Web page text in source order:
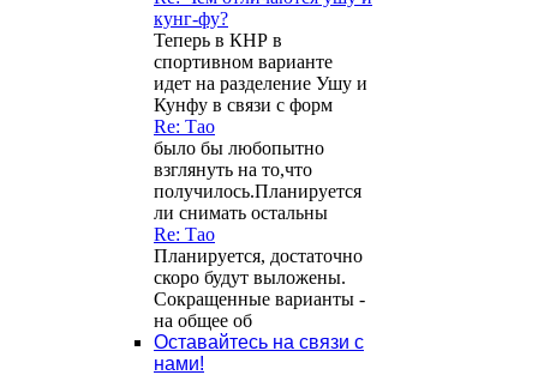
кунг-фу?
Теперь в КНР в
спортивном варианте
идет на разделение Ушу и
Кунфу в связи с форм
Re: Тао
было бы любопытно
взглянуть на то,что
получилось.Планируется
ли снимать остальны
Re: Тао
Планируется, достаточно
скоро будут выложены.
Сокращенные варианты -
на общее об
Оставайтесь на связи с
нами!